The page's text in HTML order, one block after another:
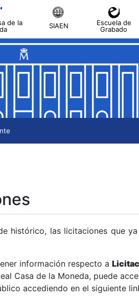
de la
SIAEN
Escuela de
Grabado
histórico, las licitaciones que
información respecto a
Casa de la Moneda, puede
accediendo en el siguiente